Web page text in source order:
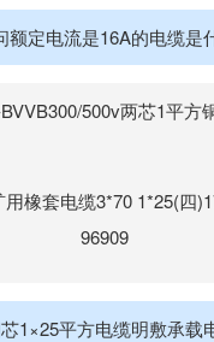
额定电流是16A的电缆是
500v两芯1平方
1×25平方电缆明敷承载